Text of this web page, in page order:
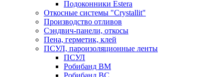
Подоконники Estera
Откосные системы "Crystallit"
Производство отливов
Сэндвич-панели, откосы
Пена, герметик, клей
ПСУЛ, пароизоляционные ленты
ПСУЛ
Робибанд ВМ
Робибанд ВС